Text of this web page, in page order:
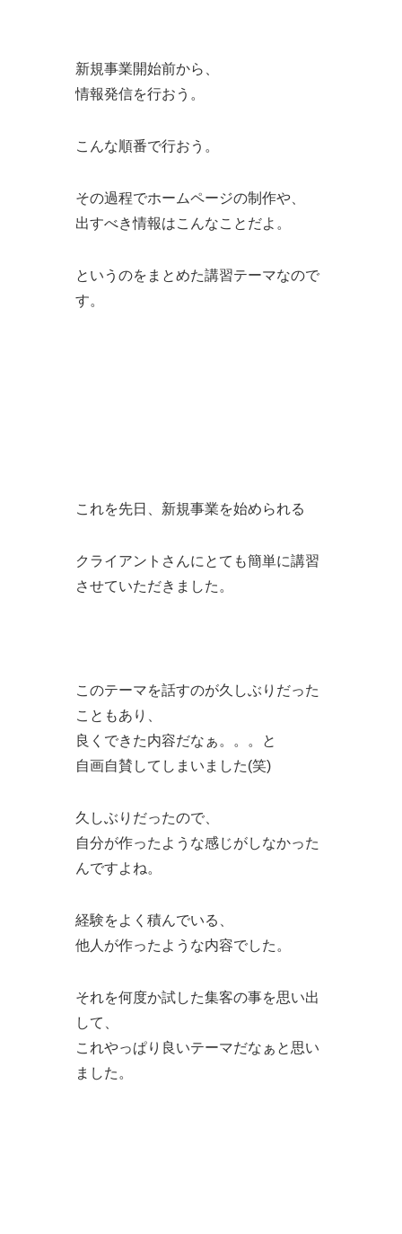
新規事業開始前から、
情報発信を行おう。
こんな順番で行おう。
その過程でホームページの制作や、
出すべき情報はこんなことだよ。
というのをまとめた講習テーマなので
す。
これを先日、新規事業を始められる
クライアントさんにとても簡単に講習
させていただきました。
このテーマを話すのが久しぶりだった
こともあり、
良くできた内容だなぁ。。。と
自画自賛してしまいました(笑)
久しぶりだったので、
自分が作ったような感じがしなかった
んですよね。
経験をよく積んでいる、
他人が作ったような内容でした。
それを何度か試した集客の事を思い出
して、
これやっぱり良いテーマだなぁと思い
ました。